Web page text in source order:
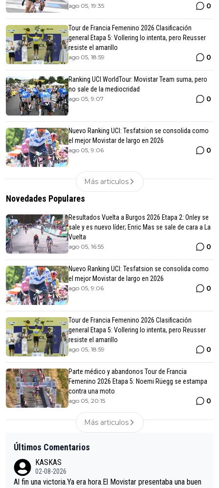
ago 05, 19:35 0
Tour de Francia Femenino 2026 Clasificación
general Etapa 5: Vollering lo intenta, pero Reusser
resiste el amarillo
ago 05, 18:59 0
Ranking UCI WorldTour: Movistar Team suma, pero
no sale de la mediocridad
ago 05, 9:07 0
Nuevo Ranking UCI: Tesfatsion se consolida como
el mejor Movistar de largo en 2026
ago 05, 9:06 0
Más articulos
Novedades Populares
Resultados Vuelta a Burgos 2026 Etapa 2: Onley se
sale y es nuevo líder; Enric Mas se sale de cara a La
Vuelta
ago 05, 16:55 0
Nuevo Ranking UCI: Tesfatsion se consolida como
el mejor Movistar de largo en 2026
ago 05, 9:06 0
Tour de Francia Femenino 2026 Clasificación
general Etapa 5: Vollering lo intenta, pero Reusser
resiste el amarillo
ago 05, 18:59 0
Parte médico y abandonos Tour de Francia
Femenino 2026 Etapa 5: Noemi Rüegg se estampa
contra una moto
ago 05, 20:15 0
Más articulos
Últimos Comentarios
KASKAS
02-08-2026
Al fin una victoria.Ya era hora.El Movistar presentaba una buen